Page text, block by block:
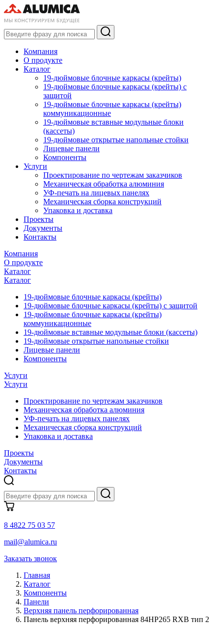
Компания
О продукте
Каталог
19-дюймовые блочные каркасы (крейты)
19-дюймовые блочные каркасы (крейты) с
защитой
19-дюймовые блочные каркасы (крейты)
коммуникационные
19-дюймовые вставные модульные блоки
(кассеты)
19-дюймовые открытые напольные стойки
Лицевые панели
Компоненты
Услуги
Проектирование по чертежам заказчиков
Механическая обработка алюминия
УФ-печать на лицевых панелях
Механическая сборка конструкций
Упаковка и доставка
Проекты
Документы
Контакты
Компания
О продукте
Каталог
Каталог
19-дюймовые блочные каркасы (крейты)
19-дюймовые блочные каркасы (крейты) с защитой
19-дюймовые блочные каркасы (крейты)
коммуникационные
19-дюймовые вставные модульные блоки (кассеты)
19-дюймовые открытые напольные стойки
Лицевые панели
Компоненты
Услуги
Услуги
Проектирование по чертежам заказчиков
Механическая обработка алюминия
УФ-печать на лицевых панелях
Механическая сборка конструкций
Упаковка и доставка
Проекты
Документы
Контакты
8 4822 75 03 57
mail@alumica.ru
Заказать звонок
Главная
Каталог
Компоненты
Панели
Верхняя панель перфорированная
Панель верхняя перфорированная 84HP265 RXB тип 2